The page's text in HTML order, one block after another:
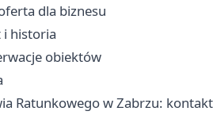
dla biznesu
i historia
obiektów
Ratunkowego w Zabrzu: